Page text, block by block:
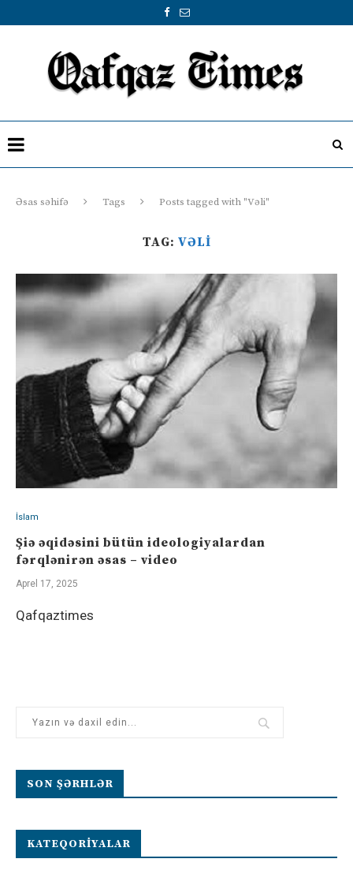
Əsas səhifə Tags Posts tagged with "Vəli"
TAG: VƏLI
İslam
Şiə əqidəsini bütün ideologiyalardan
fərqlənirən əsas – video
Aprel 17, 2025
Qafqaztimes
SON ŞƏRHLƏR
KATEQORIYALAR